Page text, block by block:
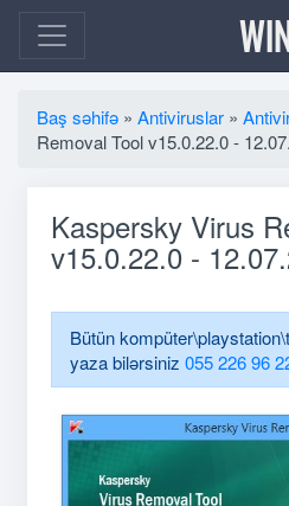
Baş səhifə » Antiviruslar »
Removal Tool v15.0.22.0 -
Kaspersky Virus
v15.0.22.0 -
Bütün
yaza bilərsiniz 055 226 96